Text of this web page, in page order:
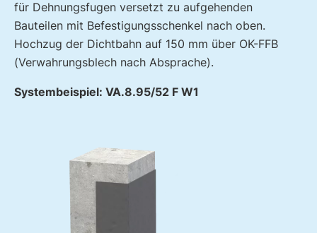
für Dehnungsfugen versetzt zu aufgehenden
Bauteilen mit Befestigungsschenkel nach oben.
Hochzug der Dichtbahn auf 150 mm über OK-FFB
(Verwahrungsblech nach Absprache).
Systembeispiel: VA.8.95/52 F W1